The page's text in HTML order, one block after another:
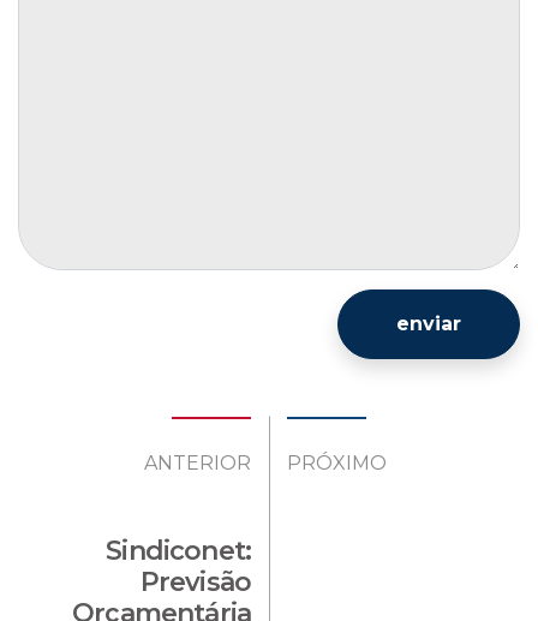
enviar
ANTERIOR
Sindiconet:
Previsão
Orçamentária
PRÓXIMO